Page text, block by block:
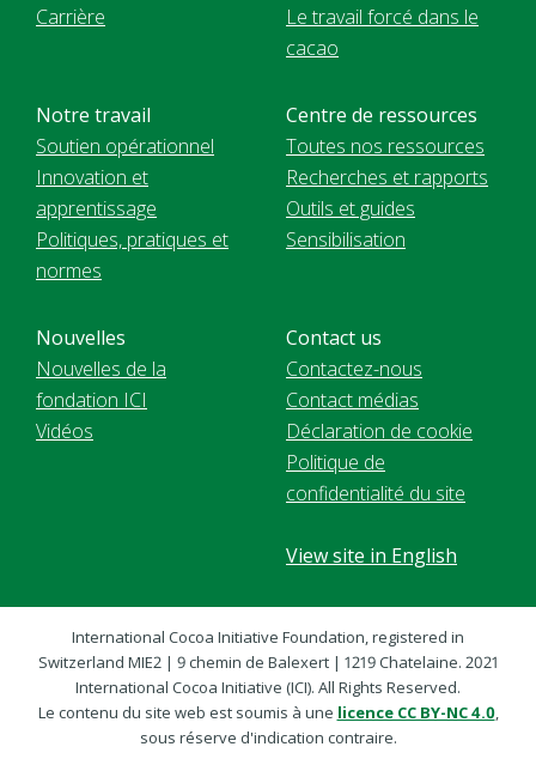
Carrière
Le travail forcé dans le
cacao
Notre travail
Soutien opérationnel
Innovation et
apprentissage
Politiques, pratiques et
normes
Centre de ressources
Toutes nos ressources
Recherches et rapports
Outils et guides
Sensibilisation
Nouvelles
Nouvelles de la
fondation ICI
Vidéos
Contact us
Contactez-nous
Contact médias
Déclaration de cookie
Politique de
confidentialité du site
View site in English
International Cocoa Initiative Foundation, registered in
Switzerland MIE2 | 9 chemin de Balexert | 1219 Chatelaine. 2021
International Cocoa Initiative (ICI). All Rights Reserved.
Le contenu du site web est soumis à une licence CC BY-NC 4.0,
sous réserve d'indication contraire.